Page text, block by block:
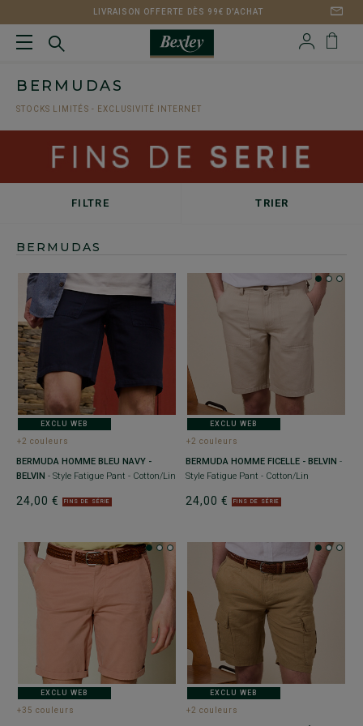
LIVRAISON OFFERTE DÈS 99€ D'ACHAT
BERMUDAS
STOCKS LIMITÉS - EXCLUSIVITÉ INTERNET
TRIER
BERMUDAS
EXCLU WEB
+2 couleurs
BERMUDA HOMME BLEU NAVY -
BELVIN - Style Fatigue Pant - Cotton/Lin
24,00 € FINS DE SÉRIE
EXCLU WEB
+2 couleurs
BERMUDA HOMME FICELLE - BELVIN -
Style Fatigue Pant - Cotton/Lin
24,00 € FINS DE SÉRIE
EXCLU WEB
+35 couleurs
EXCLU WEB
+2 couleurs
FILTRE